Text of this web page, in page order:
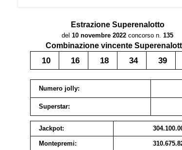
Estrazione Superenalotto
del 10 novembre 2022 concorso n. 135
Combinazione vincente
10 16 18 34 39
Numero jolly:
Superstar:
Jackpot:
Montepremi: